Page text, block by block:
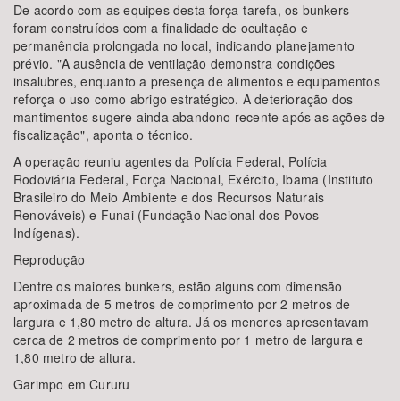
De acordo com as equipes desta força-tarefa, os bunkers
foram construídos com a finalidade de ocultação e
permanência prolongada no local, indicando planejamento
prévio. "A ausência de ventilação demonstra condições
insalubres, enquanto a presença de alimentos e equipamentos
reforça o uso como abrigo estratégico. A deterioração dos
mantimentos sugere ainda abandono recente após as ações de
fiscalização", aponta o técnico.
A operação reuniu agentes da Polícia Federal, Polícia
Rodoviária Federal, Força Nacional, Exército, Ibama (Instituto
Brasileiro do Meio Ambiente e dos Recursos Naturais
Renováveis) e Funai (Fundação Nacional dos Povos
Indígenas).
Reprodução
Dentre os maiores bunkers, estão alguns com dimensão
aproximada de 5 metros de comprimento por 2 metros de
largura e 1,80 metro de altura. Já os menores apresentavam
cerca de 2 metros de comprimento por 1 metro de largura e
1,80 metro de altura.
Garimpo em Cururu